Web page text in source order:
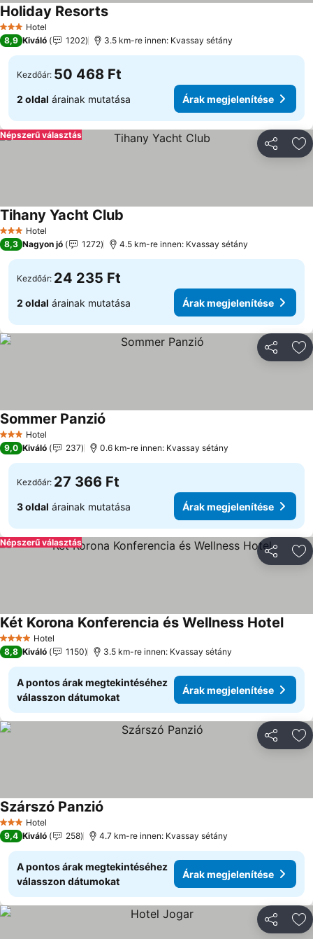
3 Kategória
Hotel
Holiday Resorts
8,9 Kiváló 1202 3.5 km-re innen: Kvassay sétány
Kezdőár: 50 468 Ft
2 oldal árainak mutatása Árak megjelenítése
Népszerű választás
3 Kategória
Hotel
Tihany Yacht Club
8,3 Nagyon jó 1272 4.5 km-re innen: Kvassay sétány
Kezdőár: 24 235 Ft
2 oldal árainak mutatása Árak megjelenítése
3 Kategória
Hotel
Sommer Panzió
9,0 Kiváló 237 0.6 km-re innen: Kvassay sétány
Kezdőár: 27 366 Ft
3 oldal árainak mutatása Árak megjelenítése
Népszerű választás
4 KategóriaHotel
Két Korona Konferencia és Wellness Hotel
8,8 Kiváló 1150 3.5 km-re innen: Kvassay sétány
A pontos árak megtekintéséhez
válasszon dátumokat
Árak megjelenítése
3 Kategória
Hotel
Szárszó Panzió
9,4 Kiváló 258 4.7 km-re innen: Kvassay sétány
A pontos árak megtekintéséhez
válasszon dátumokat
Árak megjelenítése